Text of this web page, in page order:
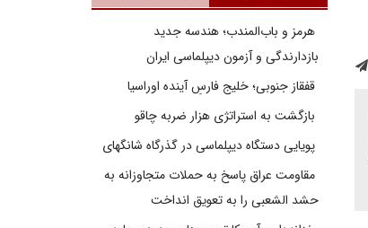
هرمز و باب‌المندب؛ هندسه جدید
بازدارندگی و آزمون دیپلماسی ایران
قفقاز جنوبی؛ خلیج فارسِ آینده اوراسیا
بازگشت به استراتژی هزار ضربه چاقو
پویایی دستگاه دیپلماسی در گذرگاه شانگهای
مقاومت عراق پاسخ به حملات متجاوزانه به
حشد الشعبی را به تعویق انداخت